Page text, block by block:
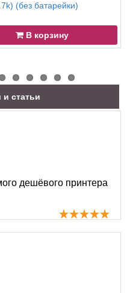
(без батарейки)
В корзину
и статьи
дешёвого принтера